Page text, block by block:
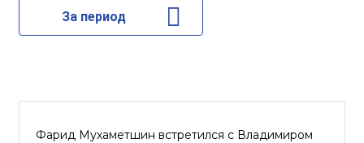
За период
Фарид Мухаметшин встретился с Владимиром